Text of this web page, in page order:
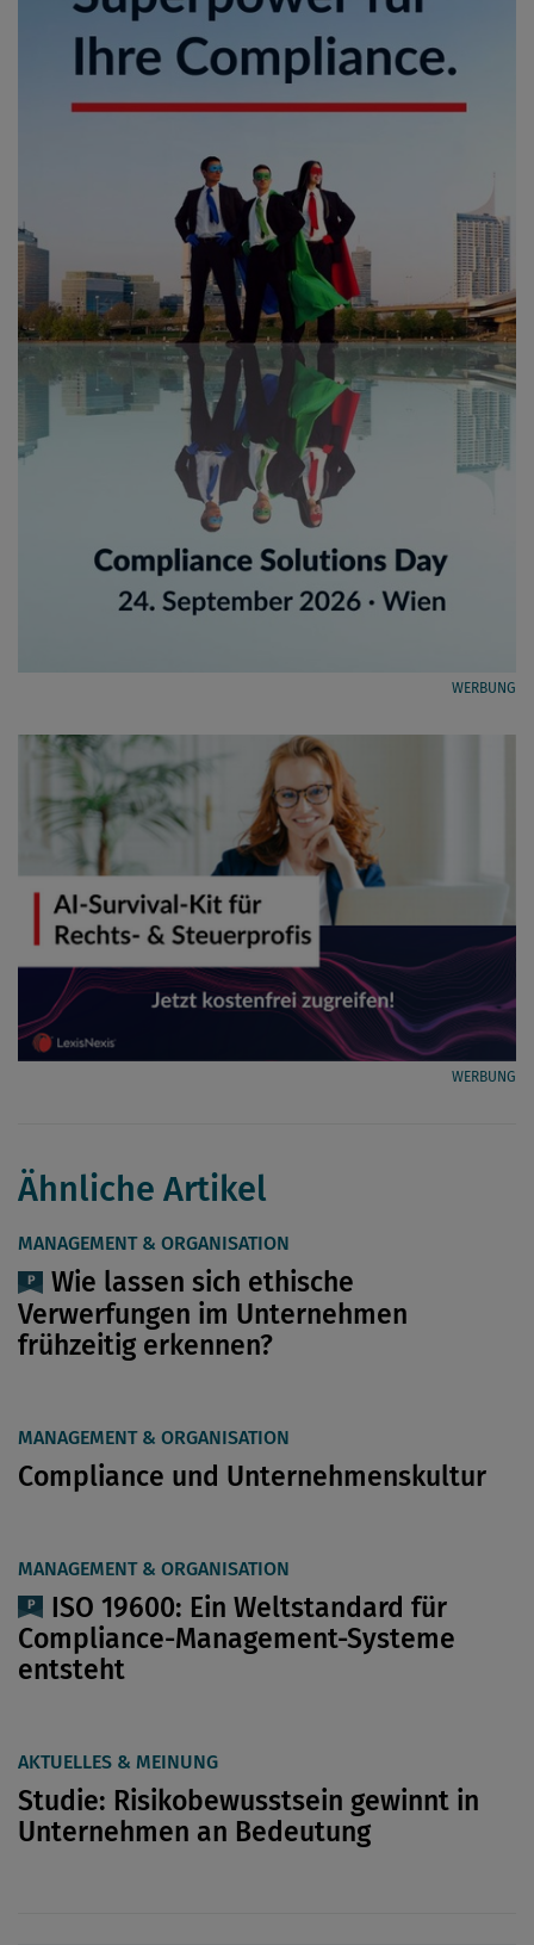
WERBUNG
WERBUNG
Ähnliche Artikel
MANAGEMENT & ORGANISATION
Wie lassen sich ethische
Verwerfungen im Unternehmen
frühzeitig erkennen?
MANAGEMENT & ORGANISATION
Compliance und Unternehmenskultur
MANAGEMENT & ORGANISATION
ISO 19600: Ein Weltstandard für
Compliance-Management-Systeme
entsteht
AKTUELLES & MEINUNG
Studie: Risikobewusstsein gewinnt in
Unternehmen an Bedeutung